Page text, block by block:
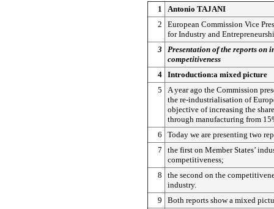
1 Antonio TAJANI
2
European Commission Vice
for Industry and
3
Presentation of the reports on
competitiveness
4 Introduction:a mixed picture
5
A year ago the Commission
the re-industrialisation of
objective of increasing the
through manufacturing from
6
Today we are presenting two
7
the first on Member States’
competitiveness;
8
the second on the
industry.
9
Both reports show a mixed